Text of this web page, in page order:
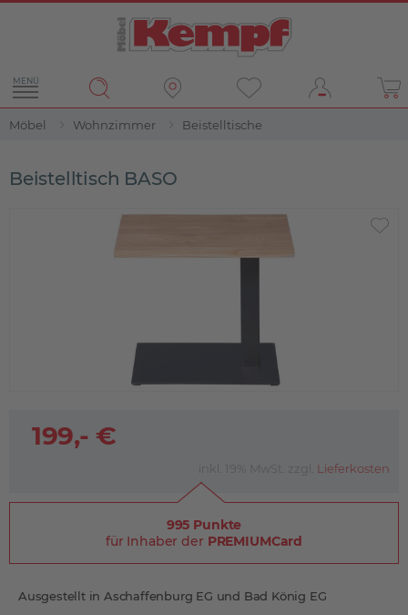
MENÜ
Möbel Wohnzimmer Beistelltische
Beistelltisch BASO
199,- €
inkl. 19% MwSt. zzgl. Lieferkosten
995 Punkte
für Inhaber der PREMIUMCard
Ausgestellt in Aschaffenburg EG und Bad König EG